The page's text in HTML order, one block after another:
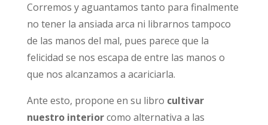
Corremos y aguantamos tanto para finalmente
no tener la ansiada arca ni librarnos tampoco
de las manos del mal, pues parece que la
felicidad se nos escapa de entre las manos o
que nos alcanzamos a acariciarla.
Ante esto, propone en su libro cultivar
nuestro interiorcomo alternativa a las